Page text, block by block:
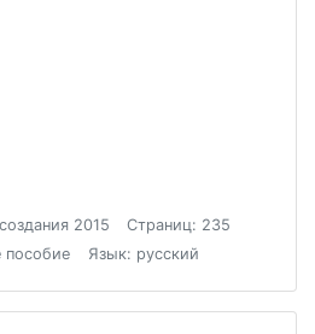
2015
Страниц: 235
пособие
Язык: русский